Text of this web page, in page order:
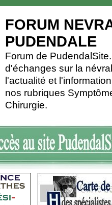
FORUM
PUDENDALE
Forum de
d'échanges sur la
l'actualité et
nos rubriques
Chirurgie.